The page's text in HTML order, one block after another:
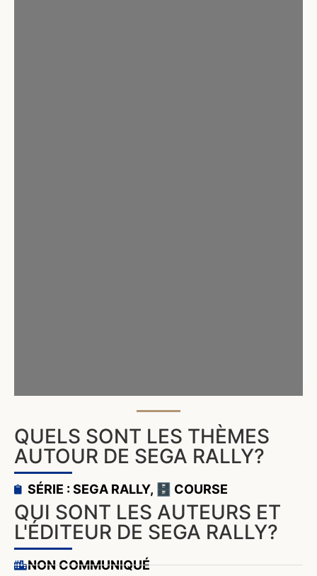
QUELS SONT LES THÈMES
AUTOUR DE SEGA RALLY?
SÉRIE : SEGA RALLY, 🗄️ COURSE
QUI SONT LES AUTEURS ET
L'ÉDITEUR DE SEGA RALLY?
NON COMMUNIQUÉ